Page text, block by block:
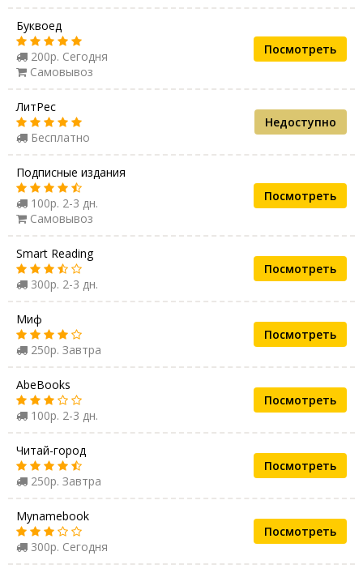
Буквоед
200р. Сегодня
Самовывоз
Посмотреть
ЛитРес
Бесплатно
Недоступно
Подписные издания
100р. 2-3 дн.
Самовывоз
Посмотреть
Smart Reading
300р. 2-3 дн.
Посмотреть
Миф
250р. Завтра
Посмотреть
AbeBooks
100р. 2-3 дн.
Посмотреть
Читай-город
250р. Завтра
Посмотреть
Mynamebook
300р. Сегодня
Посмотреть